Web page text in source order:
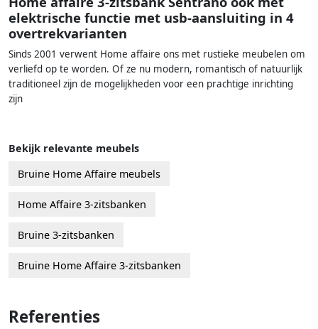
elektrische functie met usb-aansluiting in 4
overtrekvarianten
Sinds 2001 verwent Home affaire ons met rustieke meubelen om
verliefd op te worden. Of ze nu modern, romantisch of natuurlijk
traditioneel zijn de mogelijkheden voor een prachtige inrichting
zijn
Bekijk relevante meubels
Bruine Home Affaire meubels
Home Affaire 3-zitsbanken
Bruine 3-zitsbanken
Bruine Home Affaire 3-zitsbanken
Referenties